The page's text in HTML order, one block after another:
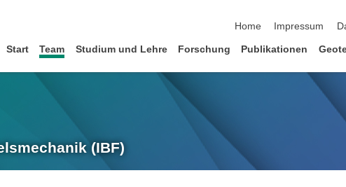
Home
Impressum
Start Team Studium und Lehre Forschung Publikationen
(IBF)